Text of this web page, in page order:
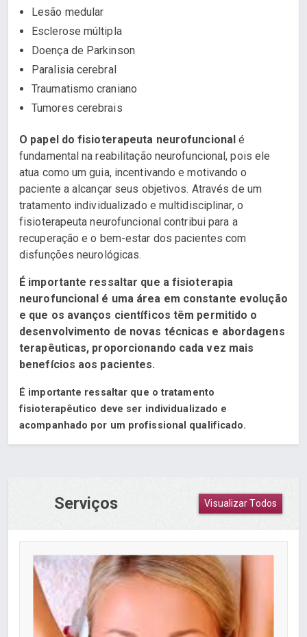
Lesão medular
Esclerose múltipla
Doença de Parkinson
Paralisia cerebral
Traumatismo craniano
Tumores cerebrais
O papel do fisioterapeuta neurofuncional é
fundamental na reabilitação neurofuncional, pois ele
atua como um guia, incentivando e motivando o
paciente a alcançar seus objetivos. Através de um
tratamento individualizado e multidisciplinar, o
fisioterapeuta neurofuncional contribui para a
recuperação e o bem-estar dos pacientes com
disfunções neurológicas.
É importante ressaltar que a fisioterapia
neurofuncional é uma área em constante evolução
e que os avanços científicos têm permitido o
desenvolvimento de novas técnicas e abordagens
terapêuticas, proporcionando cada vez mais
benefícios aos pacientes.
É importante ressaltar que o tratamento
fisioterapêutico deve ser individualizado e
acompanhado por um profissional qualificado.
Serviços Visualizar Todos